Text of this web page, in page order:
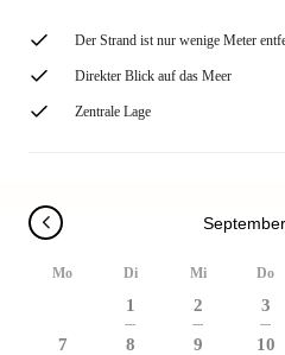
Der Strand ist nur wenige Meter
Direkter Blick auf das Meer
Zentrale Lage
Mo Di Mi Do
1
---
2
---
3
---
7 8 9 10